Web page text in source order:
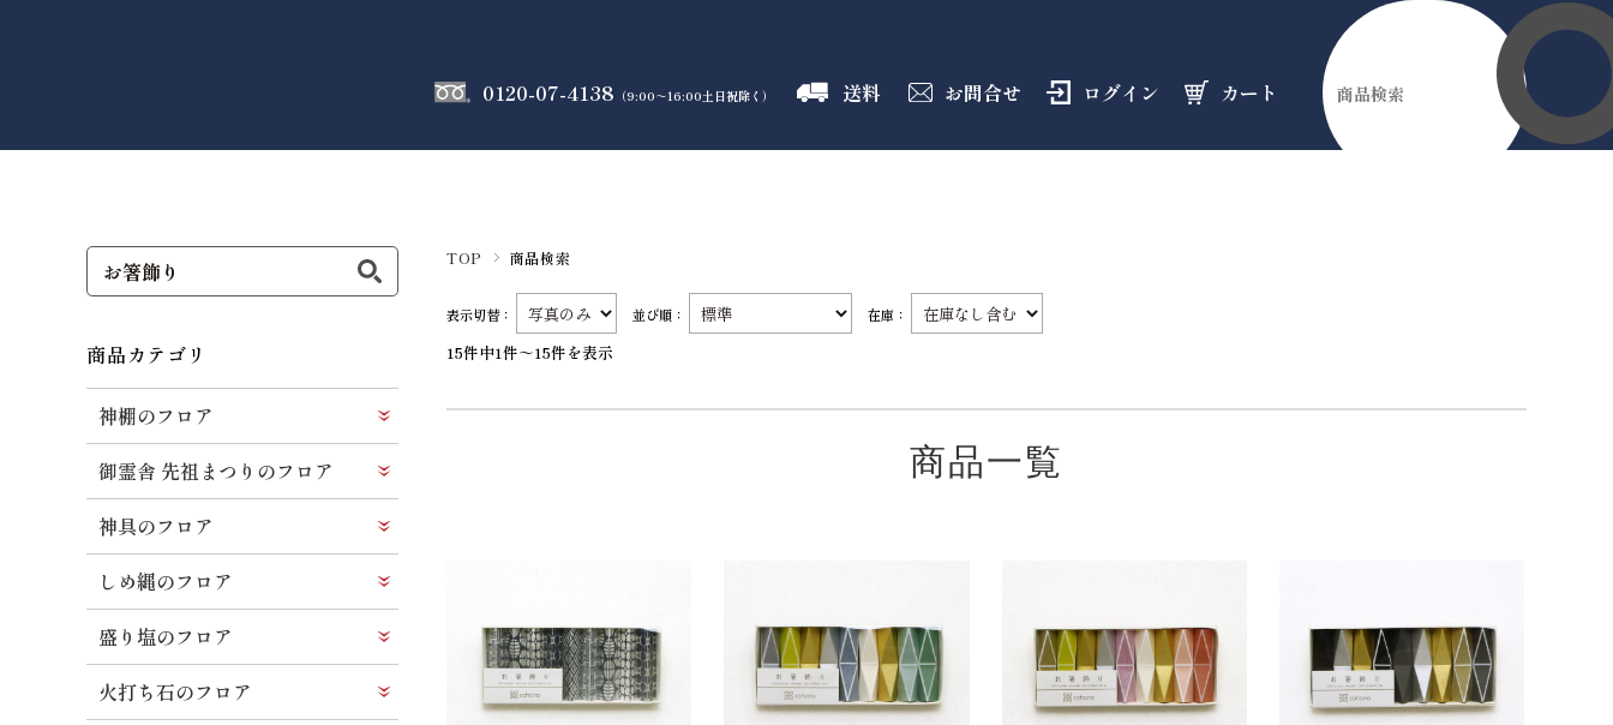
0120-07-4138 （9:00～16:00土日祝除く） 送料 お問合せ ログイン カート
TOP 商品検索
表示切替： 並び順： 在庫：
15件中1件～15件を表示
商品一覧
商品カテゴリ
神棚のフロア
御霊舎 先祖まつりのフロア
神具のフロア
しめ縄のフロア
盛り塩のフロア
火打ち石のフロア